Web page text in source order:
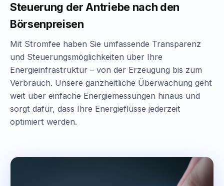
Steuerung der Antriebe nach den
Börsenpreisen
Mit Stromfee haben Sie umfassende Transparenz
und Steuerungsmöglichkeiten über Ihre
Energieinfrastruktur – von der Erzeugung bis zum
Verbrauch. Unsere ganzheitliche Überwachung geht
weit über einfache Energiemessungen hinaus und
sorgt dafür, dass Ihre Energieflüsse jederzeit
optimiert werden.